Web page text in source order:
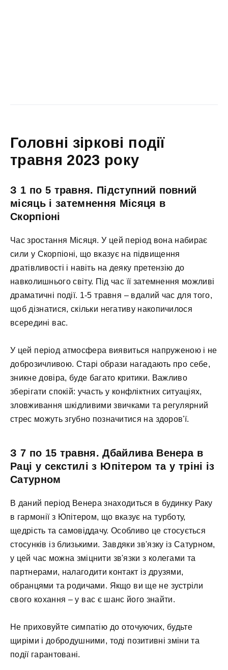
Головні зіркові події
травня 2023 року
З 1 по 5 травня. Підступний повний
місяць і затемнення Місяця в
Скорпіоні
Час зростання Місяця. У цей період вона набирає
сили у Скорпіоні, що вказує на підвищення
дратівливості і навіть на деяку претензію до
навколишнього світу. Під час її затемнення можливі
драматичні події. 1-5 травня – вдалий час для того,
щоб дізнатися, скільки негативу накопичилося
всередині вас.
У цей період атмосфера виявиться напруженою і не
доброзичливою. Старі образи нагадають про себе,
зникне довіра, буде багато критики. Важливо
зберігати спокій: участь у конфліктних ситуаціях,
зловживання шкідливими звичками та регулярний
стрес можуть згубно позначитися на здоров'ї.
З 7 по 15 травня. Дбайлива Венера в
Раці у секстилі з Юпітером та у тріні із
Сатурном
В даний період Венера знаходиться в будинку Раку
в гармонії з Юпітером, що вказує на турботу,
щедрість та самовіддачу. Особливо це стосується
стосунків із близькими. Завдяки зв'язку із Сатурном,
у цей час можна зміцнити зв'язки з колегами та
партнерами, налагодити контакт із друзями,
обранцями та родичами. Якщо ви ще не зустріли
свого кохання – у вас є шанс його знайти.
Не приховуйте симпатію до оточуючих, будьте
щиріми і добродушними, тоді позитивні зміни та
події гарантовані.